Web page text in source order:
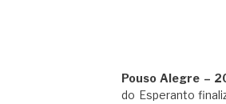
Pouso Alegre –
do Esperanto